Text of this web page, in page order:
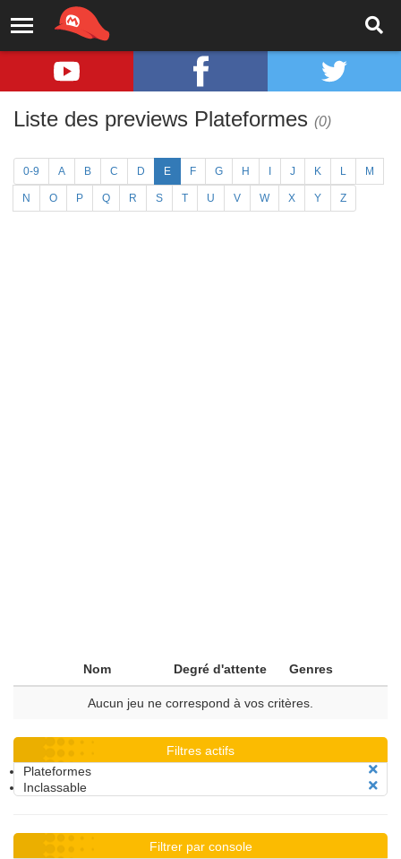
Liste des previews Plateformes (0)
0-9 A B C D E F G H J K L M
N O P Q R S T U V W X Y Z
Nom Degré d'attente Genres
Aucun jeu ne correspond à vos critères.
Filtres actifs
Plateformes
Inclassable
Filtrer par console